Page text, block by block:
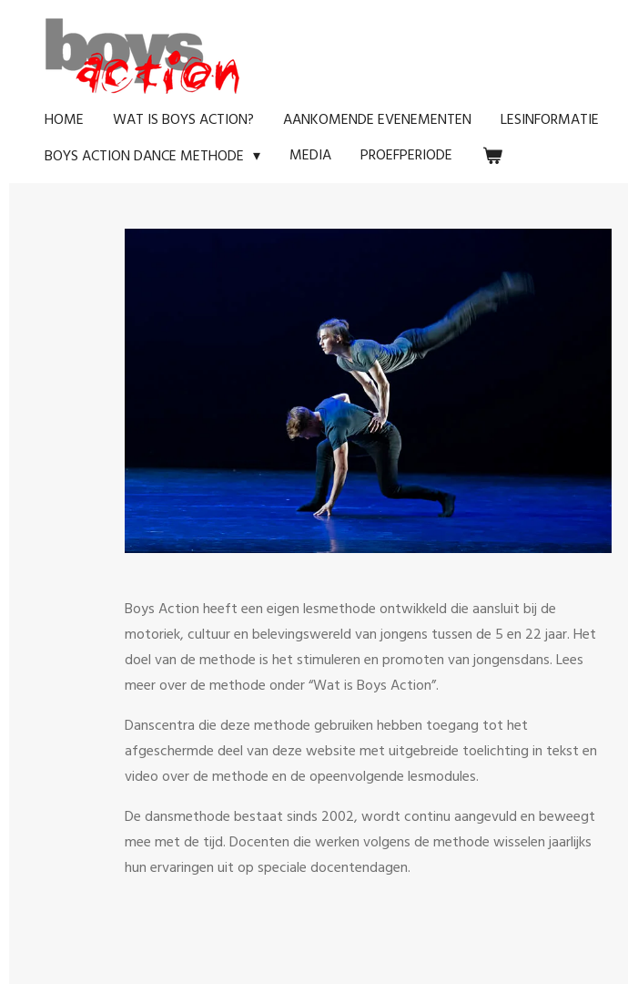
hoofdinhoud
HOME WAT IS BOYS ACTION? AANKOMENDE EVENEMENTEN LESINFORMATIE
BOYS ACTION DANCE METHODE
MEDIA PROEFPERIODE
Boys Action heeft een eigen lesmethode ontwikkeld die aansluit bij de
motoriek, cultuur en belevingswereld van jongens tussen de 5 en 22 jaar. Het
doel van de methode is het stimuleren en promoten van jongensdans. Lees
meer over de methode onder “Wat is Boys Action”.
Danscentra die deze methode gebruiken hebben toegang tot het
afgeschermde deel van deze website met uitgebreide toelichting in tekst en
video over de methode en de opeenvolgende lesmodules.
De dansmethode bestaat sinds 2002, wordt continu aangevuld en beweegt
mee met de tijd. Docenten die werken volgens de methode wisselen jaarlijks
hun ervaringen uit op speciale docentendagen.